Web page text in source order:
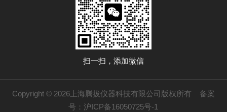
色可以有效防止果蔬在储存过程中褐变，延长果蔬
的保质。为了取得理想的护...
扫一扫，添加微信
Copyright © 2026上海腾拔仪器科技有限公司版权所有 备案
号：沪ICP备16050725号-1